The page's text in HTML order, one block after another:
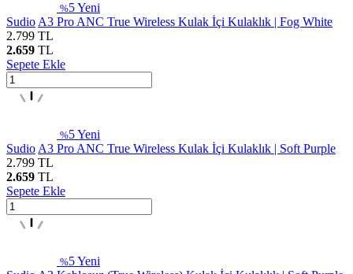
%5Yeni
Sudio A3 Pro ANC True Wireless Kulak İçi Kulaklık | Fog White
2.799 TL
2.659 TL
Sepete Ekle
%5Yeni
Sudio A3 Pro ANC True Wireless Kulak İçi Kulaklık | Soft Purple
2.799 TL
2.659 TL
Sepete Ekle
%5Yeni